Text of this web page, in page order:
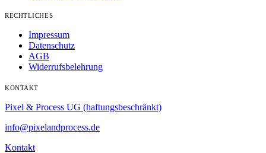
RECHTLICHES
Impressum
Datenschutz
AGB
Widerrufsbelehrung
KONTAKT
Pixel & Process UG (haftungsbeschränkt)
info@pixelandprocess.de
Kontakt